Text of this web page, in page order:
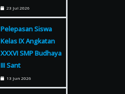
23 Jul 2026
Pelepasan Siswa
Kelas IX Angkatan
XXXVI SMP Budhaya
III Sant
13 Jun 2026